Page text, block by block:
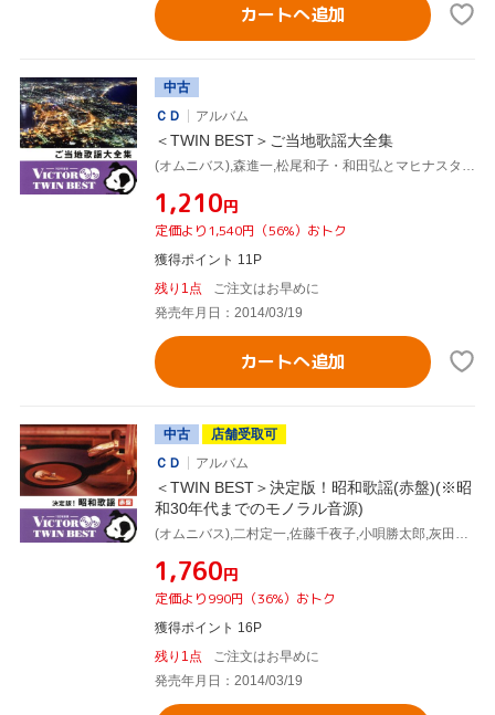
カートへ追加
中古
ＣＤ
アルバム
＜TWIN BEST＞ご当地歌謡大全集
¥1,210円
定価より1,540円（56%）おトク
獲得ポイント 11P
残り1点
ご注文はお早めに
発売年月日：2014/03/19
カートへ追加
中古
店舗受取可
ＣＤ
アルバム
＜TWIN BEST＞決定版！昭和歌謡(赤盤)(※昭
和30年代までのモノラル音源)
¥1,760円
定価より990円（36%）おトク
獲得ポイント 16P
残り1点
ご注文はお早めに
発売年月日：2014/03/19